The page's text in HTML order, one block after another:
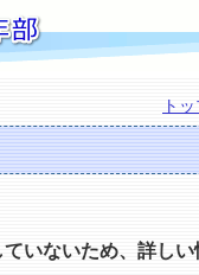
ト
いないため、詳し